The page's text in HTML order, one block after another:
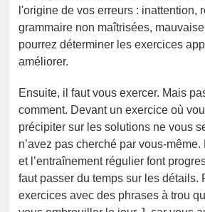
l'origine de vos erreurs : inattention,
grammaire non maîtrisées,
pourrez déterminer les exercices
améliorer.
Ensuite, il faut vous exercer. Mais
comment. Devant un exercice où
précipiter sur les solutions ne vous
n’avez pas cherché par vous-
et l’entraînement régulier font
faut passer du temps sur les détails.
exercices avec des phrases à trou